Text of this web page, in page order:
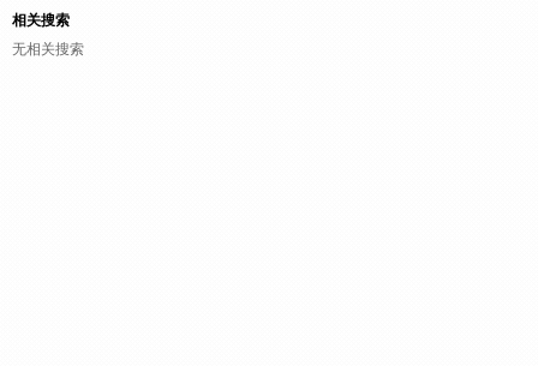
相关搜索
无相关搜索